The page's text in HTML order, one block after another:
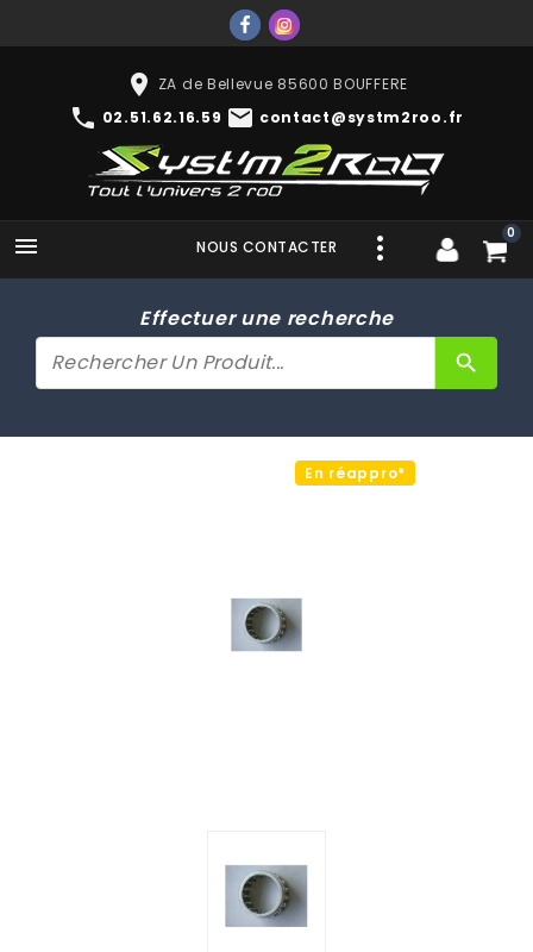
place ZA de Bellevue 85600 BOUFFERE
phone 02.51.62.16.59 mail contact@systm2roo.fr
 0
NOUS CONTACTER
Effectuer une recherche
search
En réappro*